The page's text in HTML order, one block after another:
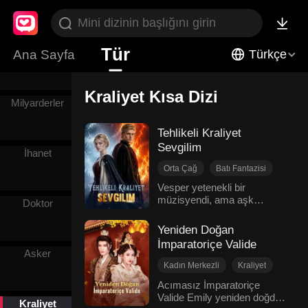
Ana Sayfa Tür Türkçe
Kurtadam
Milyarderler
İhanet
Doktor
Asker
Kraliyet
Kraliyet Kısa Dizi
Tehlikeli Kraliyet
Sevgilim
Orta Çağ
Batı Fantazisi
Bir Gecelik İlişki
Gizli Kimlikler
Kraliyet
Vesper yetenekli bir
müzisyendi, ama aşk
bırakıp dükün oğlu Julian ile
evlendi. Ancak Julian bir
metres tutmuş ve ondan
boşanmaya hazırdı. Bir gece
adamla yattı. O adam,
Julian'ın güçlü ve tehlikeli
Yeniden Doğan
İmparatoriçe Valide
Kadın Merkezli
Kraliyet
Yeniden Doğuş
Saray Entrikaları
Acımasız İmparatoriçe
Valide Emily yeniden doğdu.